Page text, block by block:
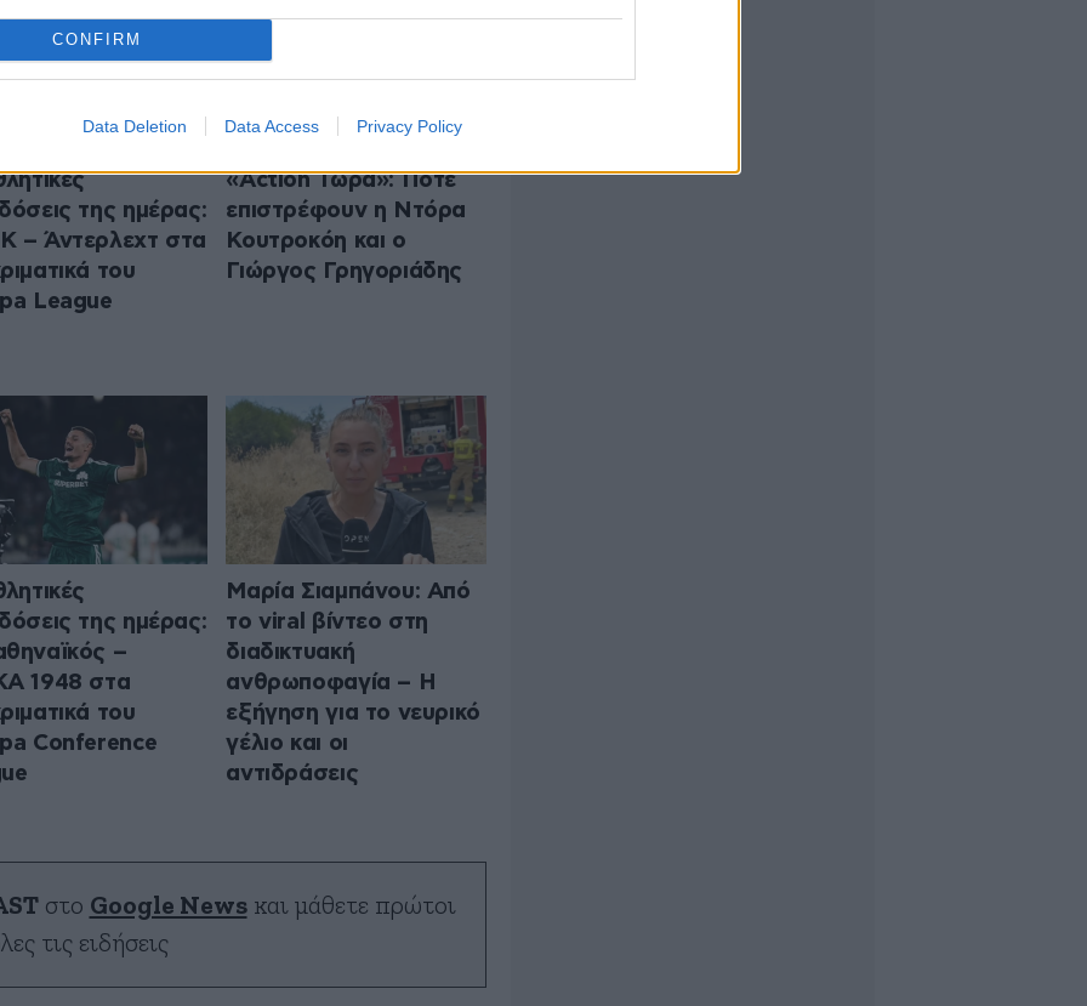
CONFIRM
Data Deletion Data Access Privacy Policy
της ημέρας:
– Άντερλεχτ στα
του
League
«Action Τώρα»: Πότε
επιστρέφουν η Ντόρα
Κουτροκόη και ο
Γιώργος Γρηγοριάδης
της ημέρας:
–
1948 στα
του
Conference
Μαρία Σιαμπάνου: Από
το viral βίντεο στη
διαδικτυακή
ανθρωποφαγία – Η
εξήγηση για το νευρικό
γέλιο και οι
αντιδράσεις
στο Google Newsκαι μάθετε πρώτοι
τις ειδήσεις